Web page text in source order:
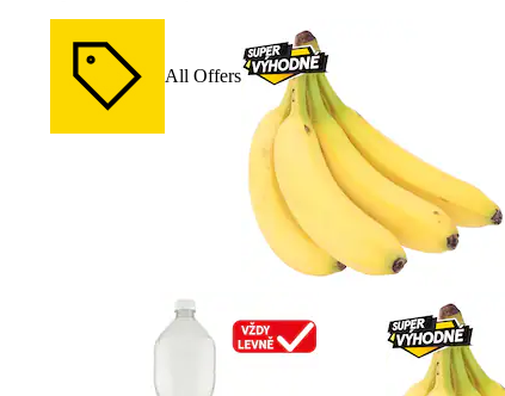
All Offers